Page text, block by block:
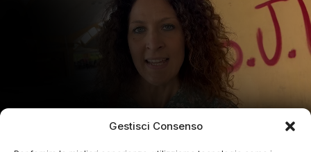
Gestisci Consenso